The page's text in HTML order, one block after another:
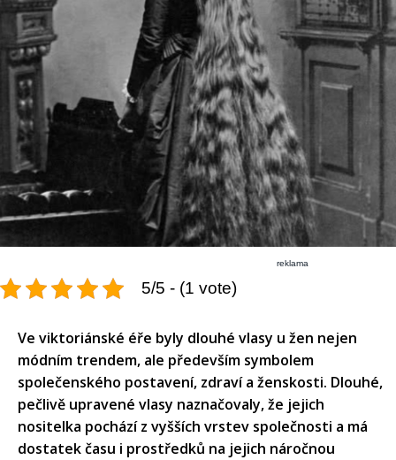
reklama
5/5 - (1 vote)
Ve viktoriánské éře byly dlouhé vlasy u žen nejen
módním trendem, ale především symbolem
společenského postavení, zdraví a ženskosti. Dlouhé,
pečlivě upravené vlasy naznačovaly, že jejich
nositelka pochází z vyšších vrstev společnosti a má
dostatek času i prostředků na jejich náročnou